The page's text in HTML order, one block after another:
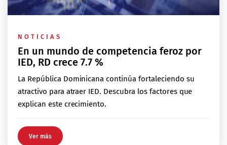
NOTICIAS
En un mundo de competencia feroz por
IED, RD crece 7.7 %
La República Dominicana continúa fortaleciendo su
atractivo para atraer IED. Descubra los factores que
explican este crecimiento.
Ver más